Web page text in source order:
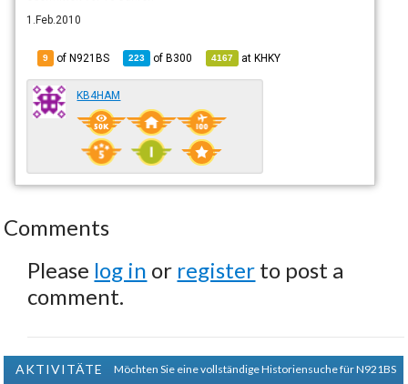
1.Feb.2010
9 of N921BS 223 ofB300 4167 atKHKY
KB4HAM
Comments
Please log in or register to post a
comment.
AKTIVITÄTE
Möchten Sie eine vollständige Historiensuche für N921BS